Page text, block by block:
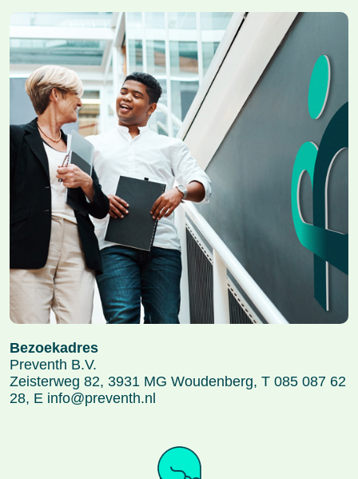
Bezoekadres
Preventh B.V.
Zeisterweg 82, 3931 MG Woudenberg, T 085 087 62
28, E info@preventh.nl